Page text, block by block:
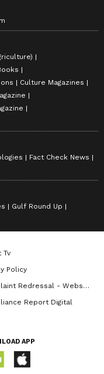
Culture Magazines
Fact Check News
Gulf Round Up
Tv
Policy
Redressal - Website
Report Digital
APP